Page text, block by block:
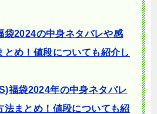
袋2024の中身ネタバレや感
とめ！値段についても紹介し
福袋2024年の中身ネタバレ
法まとめ！値段についても紹